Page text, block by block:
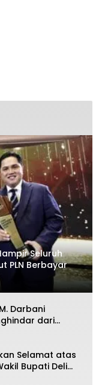
Seluruh
PLN Berbayar
Darbani
dari
Selamat atas
Bupati Deli